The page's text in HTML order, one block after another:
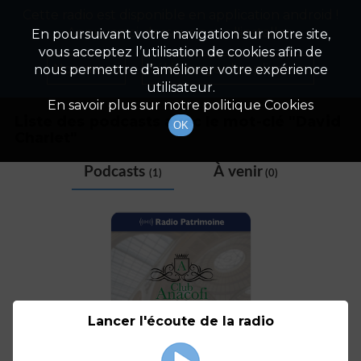
Tag
Liste des podcasts avec le mot-clé "
Podcasts (1) À venir(0)
En poursuivant votre navigation sur notre site,
vous acceptez l’utilisation de cookies afin de
nous permettre d’améliorer votre expérience
utilisateur.
En savoir plus sur notre politique Cookies
OK
Appuyez ci-dessous pour l'installer.
Non merci Télécharger l'application
Lancer l'écoute de la radio